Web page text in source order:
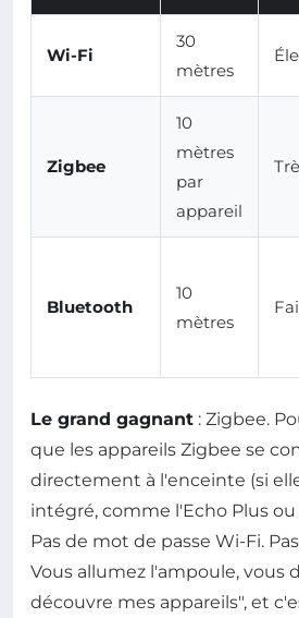
Wi-Fi
30
mètres
Zigbee
10
mètres
par
appareil
Bluetooth
10
mètres
Le grand gagnant : Zigbee.
que les appareils Zigbee se
directement à l'enceinte (si
intégré, comme l'Echo Plus ou
Pas de mot de passe Wi-Fi.
Vous allumez l'ampoule, vous
découvre mes appareils", et